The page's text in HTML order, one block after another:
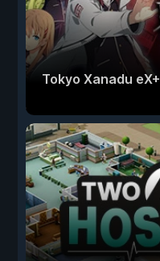
Tokyo Xanadu eX+